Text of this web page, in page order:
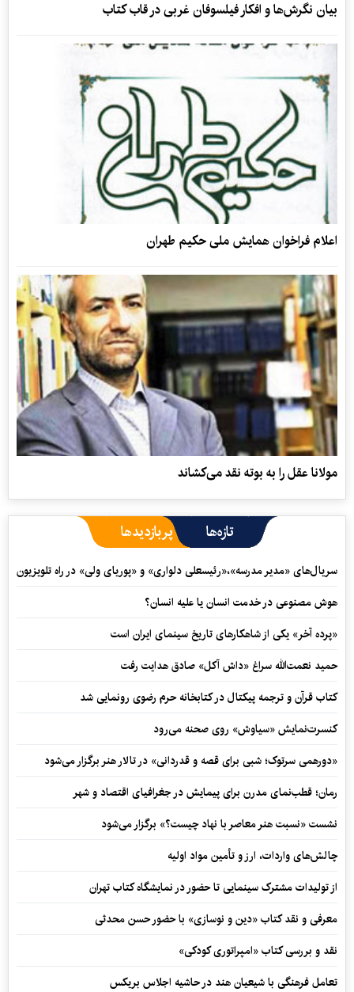
بیان نگرش‌ها و افکار فیلسوفان غربی در قاب کتاب
اعلام فراخوان همایش ملی حکیم طهران
مولانا عقل را به بوته نقد می‌کشاند
تازه‌ها پربازدیدها
سریال‌های «مدیر مدرسه»،«رئیسعلی دلواری» و «پوریای ولی» در راه تلویزیون
هوش مصنوعی در خدمت انسان یا علیه انسان؟
«پرده آخر» یکی از شاهکارهای تاریخ سینمای ایران است
حمید نعمت‌‏الله سراغ «داش آکل» صادق هدایت رفت
کتاب قرآن و ترجمه پیکتال در کتابخانه حرم رضوی رونمایی شد
کنسرت‌نمایش «سیاوش» روی صحنه می‌رود
«دورهمی سرتوک؛ شبی برای قصه و قدردانی» در تالار هنر برگزار می‌شود
رمان؛ قطب‌نمای مدرن برای پیمایش در جغرافیای اقتصاد و شهر
نشست «نسبت هنر معاصر با نهاد چیست؟» برگزار می‌شود
چالش‌های واردات، ارز و تأمین مواد اولیه
از تولیدات مشترک سینمایی تا حضور در نمایشگاه کتاب تهران
معرفی و نقد کتاب «دین و نوسازی» با حضور حسن محدثی
نقد و بررسی کتاب «امپراتوری کودکی»
تعامل فرهنگی با شیعیان هند در حاشیه اجلاس بریکس